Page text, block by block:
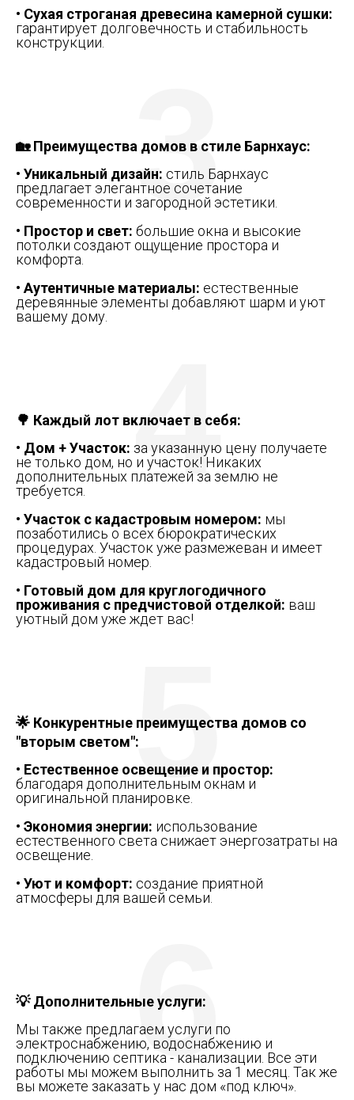
• Сухая строганая древесина камерной сушки:
гарантирует долговечность и стабильность
конструкции.
🏡 Преимущества домов в стиле Барнхаус:
• Уникальный дизайн: стиль Барнхаус
предлагает элегантное сочетание
современности и загородной эстетики.
• Простор и свет: большие окна и высокие
потолки создают ощущение простора и
комфорта.
• Аутентичные материалы: естественные
деревянные элементы добавляют шарм и уют
вашему дому.
3
🌳 Каждый лот включает в себя:
• Дом + Участок: за указанную цену получаете
не только дом, но и участок! Никаких
дополнительных платежей за землю не
требуется.
• Участок с кадастровым номером: мы
позаботились о всех бюрократических
процедурах. Участок уже размежеван и имеет
кадастровый номер.
• Готовый дом для круглогодичного
проживания с предчистовой отделкой: ваш
уютный дом уже ждет вас!
4
🌟 Конкурентные преимущества домов со
"вторым светом":
• Естественное освещение и простор:
благодаря дополнительным окнам и
оригинальной планировке.
• Экономия энергии: использование
естественного света снижает энергозатраты на
освещение.
• Уют и комфорт: создание приятной
атмосферы для вашей семьи.
5
💡 Дополнительные услуги:
Мы также предлагаем услуги по
электроснабжению, водоснабжению и
подключению септика - канализации. Все эти
работы мы можем выполнить за 1 месяц. Так же
вы можете заказать у нас дом «под ключ».
6